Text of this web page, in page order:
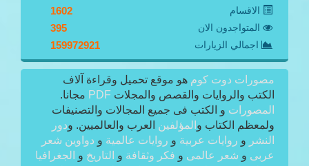
الاقسام 1602
المتواجدون الان 395
اجمالي الزيارات 159972921
مصورات دوت كوم هو موقع تحميل وقراءة آلاف
الكتب والروايات والقصص والمجلات PDF مجانا.
المصورات و الكتب فى جميع المجالات والتصنيفات
ولمعظم الكتاب و المؤلفين العرب والعالميين. ودور
النشر و روايات عربية و روايات عالمية و دواوين شعر
عربى و شعر عالمى و فكر وثقافة و التاريخ و الجغرافيا